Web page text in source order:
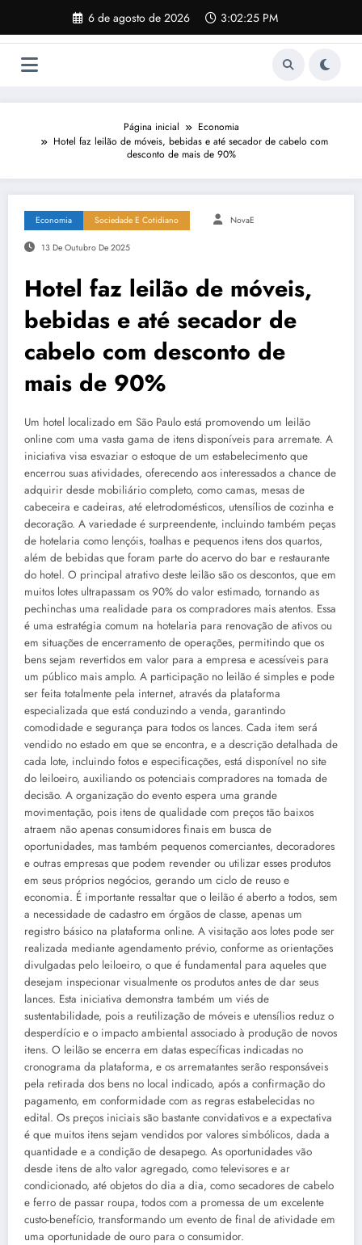
o
6 de agosto de 2026 3:02:26 PM
Página inicial
Economia
Hotel faz leilão de móveis, bebidas e até secador de cabelo com
desconto de mais de 90%
Economia Sociedade E Cotidiano NovaE
13 De Outubro De 2025
Hotel faz leilão de móveis,
bebidas e até secador de
cabelo com desconto de
mais de 90%
Um hotel localizado em São Paulo está promovendo um leilão
online com uma vasta gama de itens disponíveis para arremate. A
iniciativa visa esvaziar o estoque de um estabelecimento que
encerrou suas atividades, oferecendo aos interessados a chance de
adquirir desde mobiliário completo, como camas, mesas de
cabeceira e cadeiras, até eletrodomésticos, utensílios de cozinha e
decoração. A variedade é surpreendente, incluindo também peças
de hotelaria como lençóis, toalhas e pequenos itens dos quartos,
além de bebidas que foram parte do acervo do bar e restaurante
do hotel. O principal atrativo deste leilão são os descontos, que em
muitos lotes ultrapassam os 90% do valor estimado, tornando as
pechinchas uma realidade para os compradores mais atentos. Essa
é uma estratégia comum na hotelaria para renovação de ativos ou
em situações de encerramento de operações, permitindo que os
bens sejam revertidos em valor para a empresa e acessíveis para
um público mais amplo. A participação no leilão é simples e pode
ser feita totalmente pela internet, através da plataforma
especializada que está conduzindo a venda, garantindo
comodidade e segurança para todos os lances. Cada item será
vendido no estado em que se encontra, e a descrição detalhada de
cada lote, incluindo fotos e especificações, está disponível no site
do leiloeiro, auxiliando os potenciais compradores na tomada de
decisão. A organização do evento espera uma grande
movimentação, pois itens de qualidade com preços tão baixos
atraem não apenas consumidores finais em busca de
oportunidades, mas também pequenos comerciantes, decoradores
e outras empresas que podem revender ou utilizar esses produtos
em seus próprios negócios, gerando um ciclo de reuso e
economia. É importante ressaltar que o leilão é aberto a todos, sem
a necessidade de cadastro em órgãos de classe, apenas um
registro básico na plataforma online. A visitação aos lotes pode ser
realizada mediante agendamento prévio, conforme as orientações
divulgadas pelo leiloeiro, o que é fundamental para aqueles que
desejam inspecionar visualmente os produtos antes de dar seus
lances. Esta iniciativa demonstra também um viés de
sustentabilidade, pois a reutilização de móveis e utensílios reduz o
desperdício e o impacto ambiental associado à produção de novos
itens. O leilão se encerra em datas específicas indicadas no
cronograma da plataforma, e os arrematantes serão responsáveis
pela retirada dos bens no local indicado, após a confirmação do
pagamento, em conformidade com as regras estabelecidas no
edital. Os preços iniciais são bastante convidativos e a expectativa
é que muitos itens sejam vendidos por valores simbólicos, dada a
quantidade e a condição de desapego. As oportunidades vão
desde itens de alto valor agregado, como televisores e ar
condicionado, até objetos do dia a dia, como secadores de cabelo
e ferro de passar roupa, todos com a promessa de um excelente
custo-benefício, transformando um evento de final de atividade em
uma oportunidade de ouro para o consumidor.